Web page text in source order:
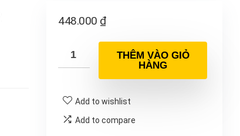
448.000 ₫
THÊM VÀO GIỎ
HÀNG
Add to wishlist
Add to compare